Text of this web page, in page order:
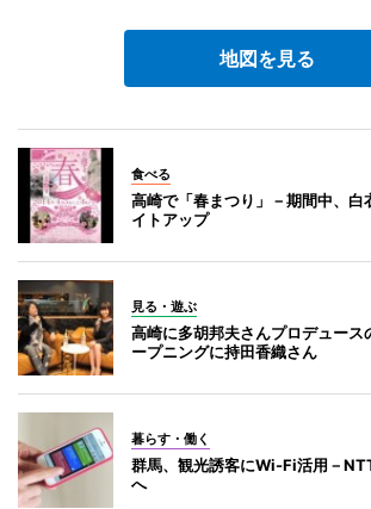
地図を見る
食べる
高崎で「春まつり」－期間中、白
イトアップ
見る・遊ぶ
高崎に多胡邦夫さんプロデュース
ープニングに持田香織さん
暮らす・働く
群馬、観光誘客にWi-Fi活用－
へ